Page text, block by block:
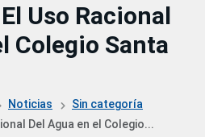
Uso Racional
Colegio Santa
Noticias
Sin categoría
Del Agua en el Colegio...